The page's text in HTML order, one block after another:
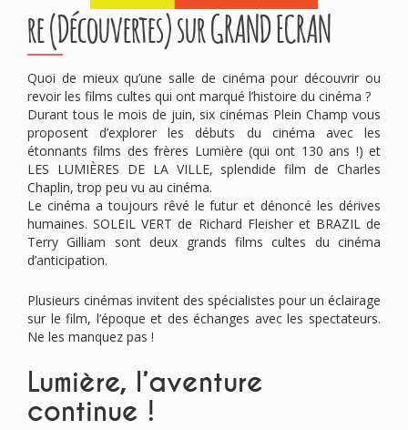
re (Découvertes) sur GRAND ECRAN
Quoi de mieux qu’une salle de cinéma pour découvrir ou
revoir les films cultes qui ont marqué l’histoire du cinéma ?
Durant tous le mois de juin, six cinémas Plein Champ vous
proposent d’explorer les débuts du cinéma avec les
étonnants films des frères Lumière (qui ont 130 ans !) et
LES LUMIÈRES DE LA VILLE, splendide film de Charles
Chaplin, trop peu vu au cinéma.
Le cinéma a toujours rêvé le futur et dénoncé les dérives
humaines. SOLEIL VERT de Richard Fleisher et BRAZIL de
Terry Gilliam sont deux grands films cultes du cinéma
d’anticipation.
Plusieurs cinémas invitent des spécialistes pour un éclairage
sur le film, l’époque et des échanges avec les spectateurs.
Ne les manquez pas !
Lumière, l’aventure
continue !